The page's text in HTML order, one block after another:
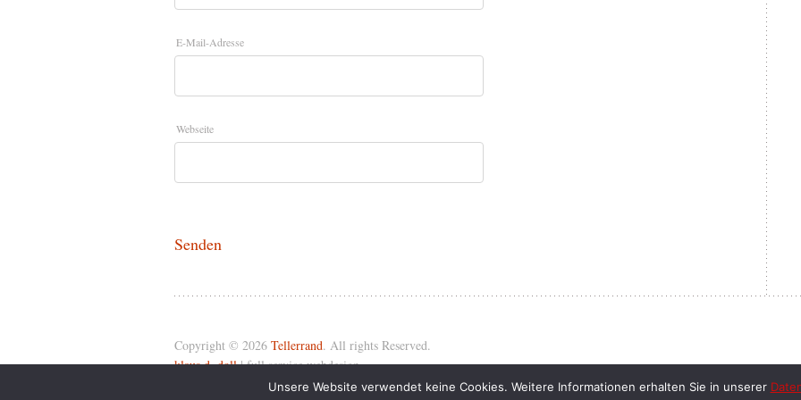
E-Mail-Adresse
Webseite
Copyright © 2026 Tellerrand. All rights Reserved.
klaus d. doll| full service webdesign
Unsere Website verwendet keine Cookies. Weitere Informationen erhalten Sie in unserer